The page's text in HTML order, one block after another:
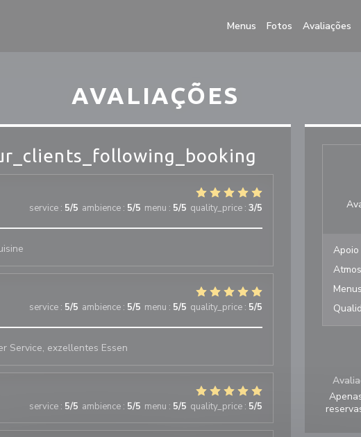
Menus Fotos Avaliações
AVALIAÇÕES
service : 5/5 ambience : 5/5 menu : 5/5 quality_price : 3/5
service : 5/5 ambience : 5/5 menu : 5/5 quality_price : 5/5
Service, exzellentes Essen
service : 5/5 ambience : 5/5 menu : 5/5 quality_price : 5/5
Apoio
Menus